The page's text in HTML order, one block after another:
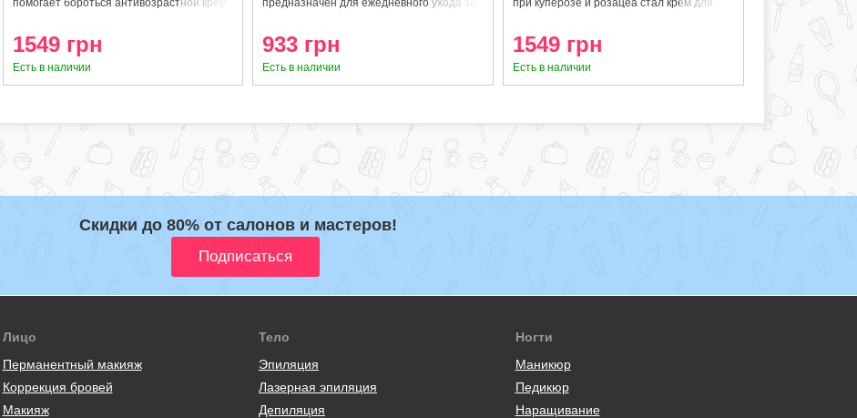
помогает бороться антивозрастной крем
1549 грн
Есть в наличии
предназначен для ежедневного ухода за
933 грн
Есть в наличии
при куперозе и розацеа стал крем для
1549 грн
Есть в наличии
Скидки до 80% от салонов и мастеров!
Лицо
Перманентный макияж
Коррекция бровей
Макияж
Тело
Эпиляция
Лазерная эпиляция
Депиляция
Ногти
Маникюр
Педикюр
Наращивание